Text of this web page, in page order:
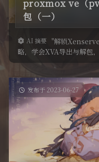
proxmox ve（
包（一）
AI 摘要
"解锁
略，学会XVA导出与解包
发布于 2023-06-27